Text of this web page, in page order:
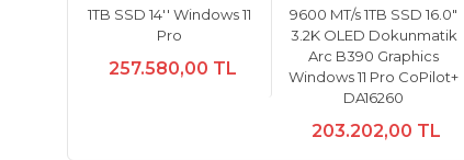
1TB SSD 14'' Windows 11
Pro
257.580,00 TL
9600 MT/s 1TB SSD 16.0"
3.2K OLED Dokunmatik
Arc B390 Graphics
Windows 11 Pro CoPilot+
DA16260
203.202,00 TL